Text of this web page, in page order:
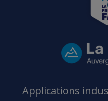
Applications